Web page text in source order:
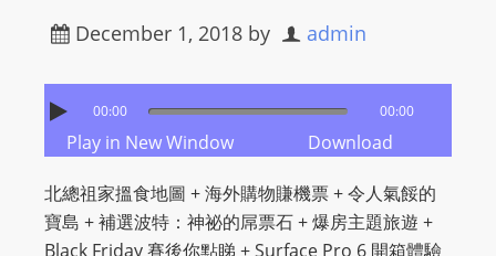
December 1, 2018 by admin
00:00 00:00
Play in New Window Download
北總祖家搵食地圖 + 海外購物賺機票 + 令人氣餒的
寶島 + 補選波特：神祕的屌票石 + 爆房主題旅遊 +
Black Friday 賽後你點睇 + Surface Pro 6 開箱體驗